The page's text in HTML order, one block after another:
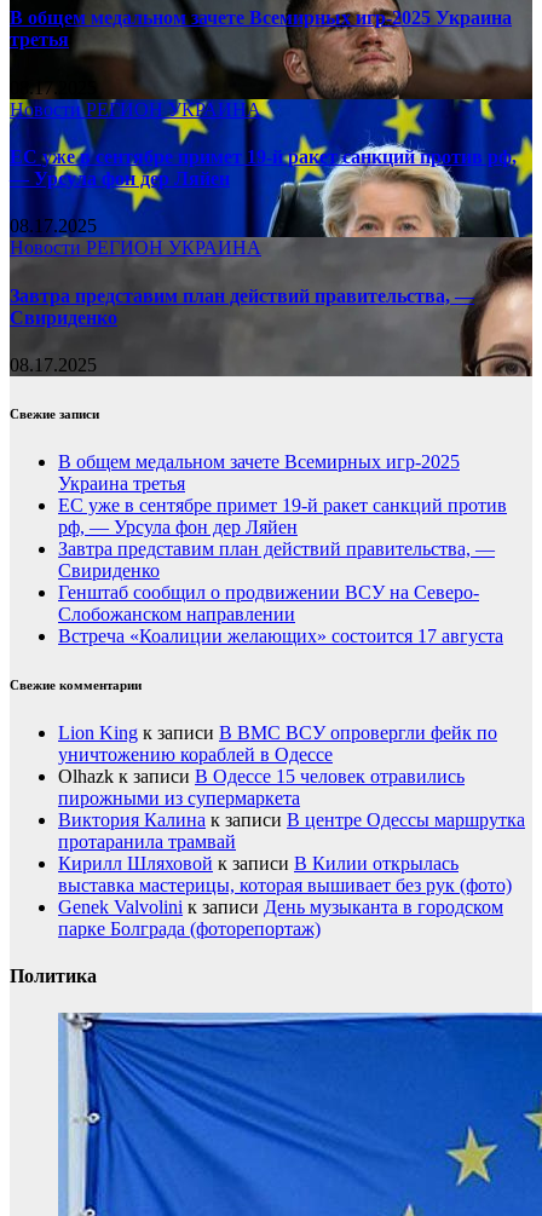
В общем медальном зачете Всемирных игр-2025 Украина
третья
08.17.2025
НовостиРЕГИОНУКРАИНА
ЕС уже в сентябре примет 19-й ракет санкций против рф,
— Урсула фон дер Ляйен
08.17.2025
Новости РЕГИОН УКРАИНА
Завтра представим план действий правительства, —
Свириденко
08.17.2025
Свежие записи
В общем медальном зачете Всемирных игр-2025
Украина третья
ЕС уже в сентябре примет 19-й ракет санкций против
рф, — Урсула фон дер Ляйен
Завтра представим план действий правительства, —
Свириденко
Генштаб сообщил о продвижении ВСУ на Северо-
Слобожанском направлении
Встреча «Коалиции желающих» состоится 17 августа
Свежие комментарии
Lion King к записи В ВМС ВСУ опровергли фейк по
уничтожению кораблей в Одессе
Olhazk к записи В Одессе 15 человек отравились
пирожными из супермаркета
Виктория Калина к записи В центре Одессы маршрутка
протаранила трамвай
Кирилл Шляховой к записи В Килии открылась
выставка мастерицы, которая вышивает без рук (фото)
Genek Valvolini к записи День музыканта в городском
парке Болграда (фоторепортаж)
Политика